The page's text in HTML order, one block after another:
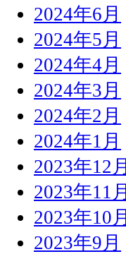
2024年6月
2024年5月
2024年4月
2024年3月
2024年2月
2024年1月
2023年12月
2023年11月
2023年10月
2023年9月